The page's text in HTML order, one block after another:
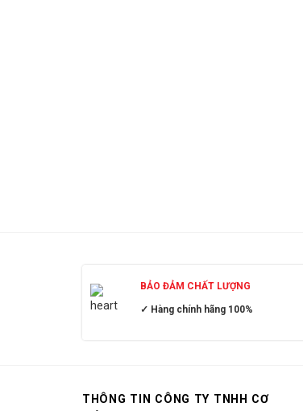
BẢO ĐẢM CHẤT LƯỢNG
✓ Hàng chính hãng 100%
THÔNG TIN CÔNG TY TNHH CƠ